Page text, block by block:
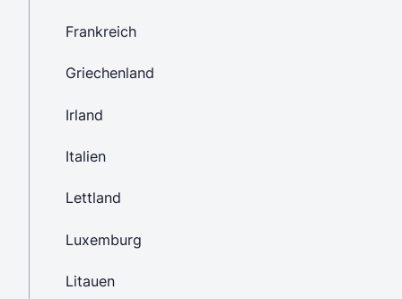
Frankreich
Griechenland
Irland
Italien
Lettland
Luxemburg
Litauen